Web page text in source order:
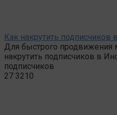
Как накрутить подписчиков
Для быстрого продвижения
накрутить подписчиков в
подписчиков
27 3210